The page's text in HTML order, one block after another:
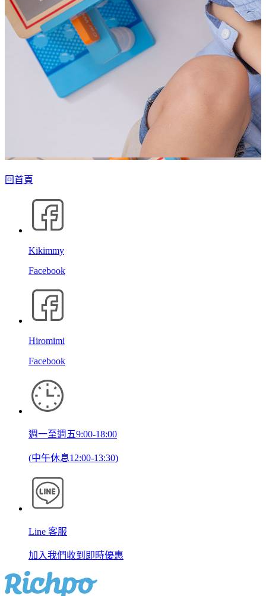
回首頁
Kikimmy
Facebook
Hiromimi
Facebook
週一至週五9:00-18:00
(中午休息12:00-13:30)
Line 客服
加入我們收到即時優惠